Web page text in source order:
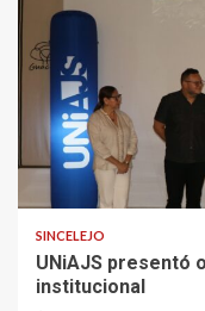
2 min read
SINCELEJO
UNiAJS presentó
institucional